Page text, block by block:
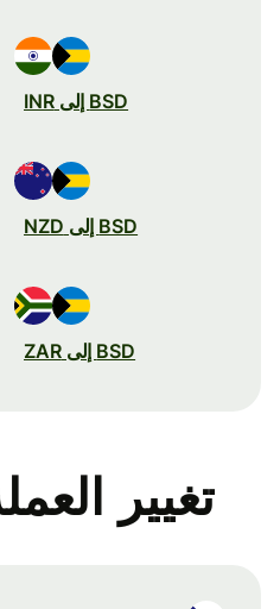
BSD إلى INR
BSD إلى NZD
BSD إلى ZAR
تغيير